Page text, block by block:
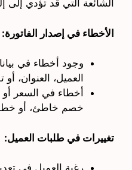
الشائعة التي قد تؤدي إلى
الأخطاء في إصدار الفاتورة:
وجود أخطاء في
العميل، العنوان،
أخطاء في السعر
خصم خاطئ، أو
تغييرات في طلبات العميل:
رغبة العميل في